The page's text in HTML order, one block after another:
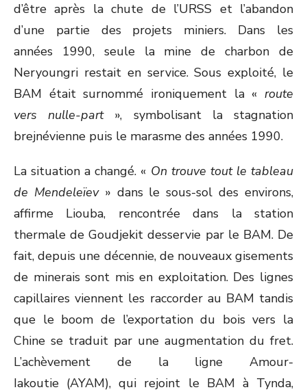
d’être après la chute de l’URSS et l’abandon
d’une partie des projets miniers. Dans les
années 1990, seule la mine de charbon de
Neryoungri restait en service. Sous exploité, le
BAM était surnommé ironiquement la « route
vers nulle-part», symbolisant la stagnation
brejnévienne puis le marasme des années 1990.
La situation a changé. « On trouve tout le tableau
de Mendeleïev» dans le sous-sol des environs,
affirme Liouba, rencontrée dans la station
thermale de Goudjekit desservie par le BAM. De
fait, depuis une décennie, de nouveaux gisements
de minerais sont mis en exploitation. Des lignes
capillaires viennent les raccorder au BAM tandis
que le boom de l’exportation du bois vers la
Chine se traduit par une augmentation du fret.
L’achèvement de la ligne Amour-
Iakoutie (AYAM), qui rejoint le BAM à Tynda,